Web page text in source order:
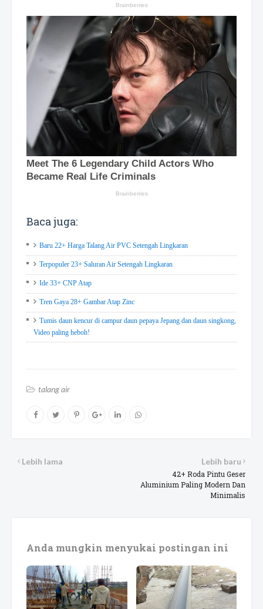
Baca juga:
Baru 22+ Harga Talang Air PVC Setengah Lingkaran
Terpopuler 23+ Saluran Air Setengah Lingkaran
Ide 33+ CNP Atap
Tren Gaya 28+ Gambar Atap Zinc
Tumis daun kencur di campur daun pepaya Jepang dan daun singkong,
Video paling heboh!
talang air
Lebih baru
42+ Roda Pintu Geser
Aluminium Paling Modern Dan
Minimalis
Lebih lama
Anda mungkin menyukai postingan ini